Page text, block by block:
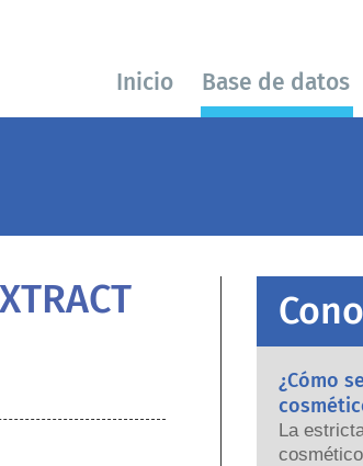
Inicio Base de datos
¿Cómo
La